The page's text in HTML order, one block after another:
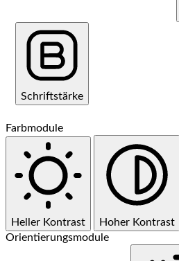
Schriftstärke
Farbmodule
Heller Kontrast Hoher Kontrast
Orientierungsmodule